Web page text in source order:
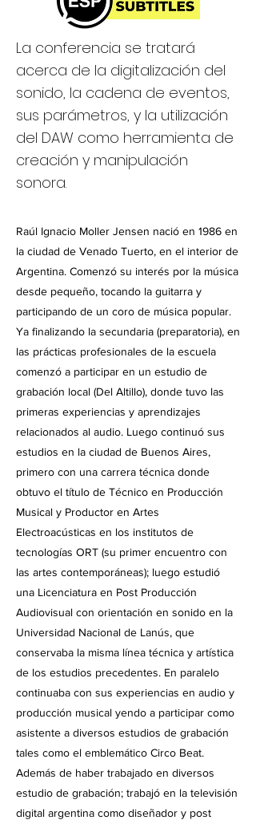
La conferencia se tratará
acerca de la digitalización del
sonido, la cadena de eventos,
sus parámetros, y la utilización
del DAW como herramienta de
creación y manipulación
sonora.
Raúl Ignacio Moller Jensen nació en 1986 en
la ciudad de Venado Tuerto, en el interior de
Argentina. Comenzó su interés por la música
desde pequeño, tocando la guitarra y
participando de un coro de música popular.
Ya finalizando la secundaria (preparatoria), en
las prácticas profesionales de la escuela
comenzó a participar en un estudio de
grabación local (Del Altillo), donde tuvo las
primeras experiencias y aprendizajes
relacionados al audio. Luego continuó sus
estudios en la ciudad de Buenos Aires,
primero con una carrera técnica donde
obtuvo el título de Técnico en Producción
Musical y Productor en Artes
Electroacústicas en los institutos de
tecnologías ORT (su primer encuentro con
las artes contemporáneas); luego estudió
una Licenciatura en Post Producción
Audiovisual con orientación en sonido en la
Universidad Nacional de Lanús, que
conservaba la misma línea técnica y artística
de los estudios precedentes. En paralelo
continuaba con sus experiencias en audio y
producción musical yendo a participar como
asistente a diversos estudios de grabación
tales como el emblemático Circo Beat.
Además de haber trabajado en diversos
estudio de grabación; trabajó en la televisión
digital argentina como diseñador y post